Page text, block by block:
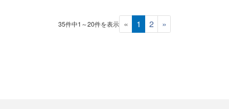
35件中1～20件を表示 « 1 2 »